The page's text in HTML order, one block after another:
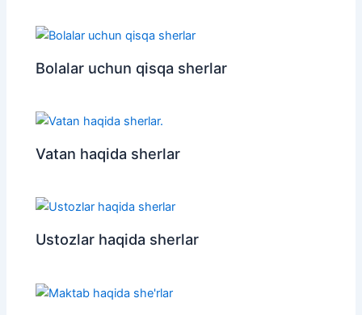
Bolalar uchun qisqa sherlar
Vatan haqida sherlar
Ustozlar haqida sherlar